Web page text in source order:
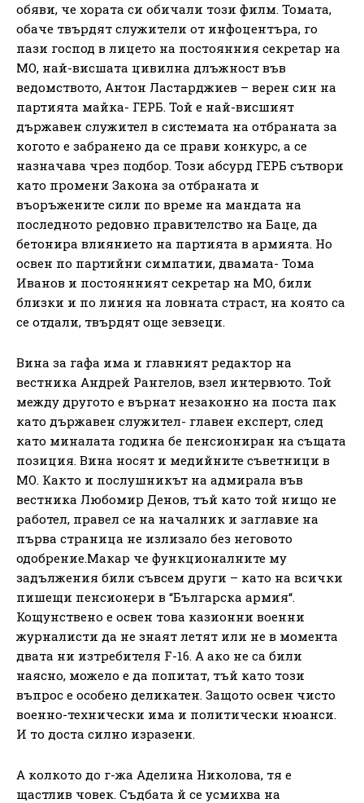
обяви, че хората си обичали този филм. Томата,
обаче твърдят служители от инфоцентъра, го
пази господ в лицето на постоянния секретар на
МО, най-висшата цивилна длъжност във
ведомството, Антон Ластарджиев – верен син на
партията майка- ГЕРБ. Той е най-висшият
държавен служител в системата на отбраната за
когото е забранено да се прави конкурс, а се
назначава чрез подбор. Този абсурд ГЕРБ сътвори
като промени Закона за отбраната и
въоръжените сили по време на мандата на
последното редовно правителство на Баце, да
бетонира влиянието на партията в армията. Но
освен по партийни симпатии, двамата- Тома
Иванов и постоянният секретар на МО, били
близки и по линия на ловната страст, на която са
се отдали, твърдят още зевзеци.
Вина за гафа има и главният редактор на
вестника Андрей Рангелов, взел интервюто. Той
между другото е върнат незаконно на поста пак
като държавен служител- главен експерт, след
като миналата година бе пенсиониран на същата
позиция. Вина носят и медийните съветници в
МО. Както и послушникът на адмирала във
вестника Любомир Денов, тъй като той нищо не
работел, правел се на началник и заглавие на
първа страница не излизало без неговото
одобрение.Макар че функционалните му
задължения били съвсем други – като на всички
пишещи пенсионери в “Българска армия“.
Кощунствено е освен това казионни военни
журналисти да не знаят летят или не в момента
двата ни изтребителя F-16. А ако не са били
наясно, можело е да попитат, тъй като този
въпрос е особено деликатен. Защото освен чисто
военно-технически има и политически нюанси.
И то доста силно изразени.
А колкото до г-жа Аделина Николова, тя е
щастлив човек. Съдбата й се усмихва на